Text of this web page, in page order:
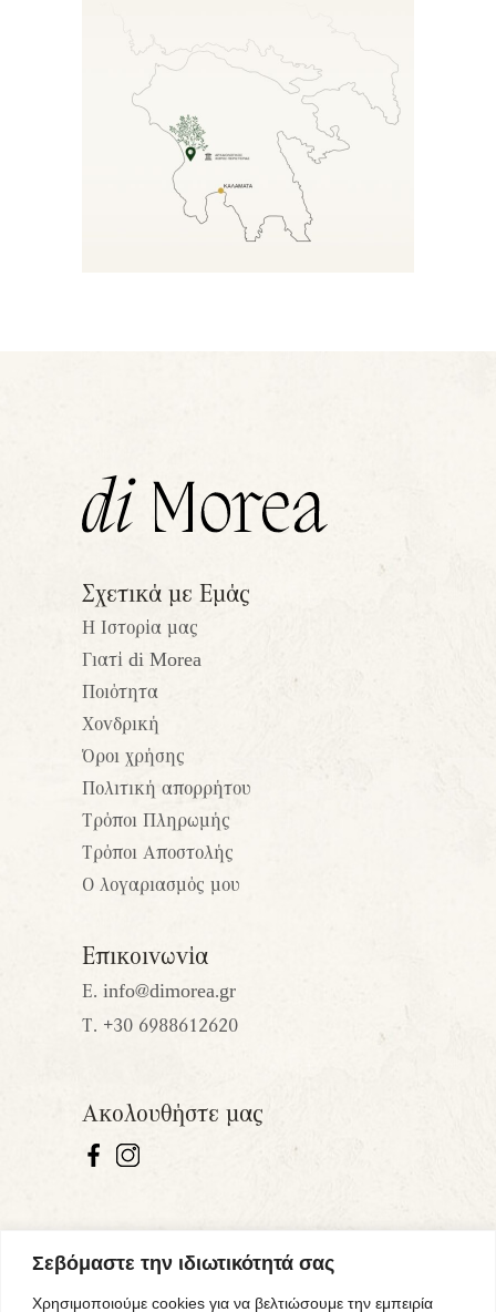
Σεβόμαστε την ιδιωτικότητά σας
Χρησιμοποιούμε cookies για να βελτιώσουμε την εμπειρία
Σχετικά με Εμάς
Η Ιστορία μας
Γιατί di Morea
Ποιότητα
Χονδρική
Όροι χρήσης
Πολιτική απορρήτου
Τρόποι Πληρωμής
Τρόποι Αποστολής
Ο λογαριασμός μου
Επικοινωνία
Ε. info@dimorea.gr
Τ. +30 6988612620
Ακολουθήστε μας